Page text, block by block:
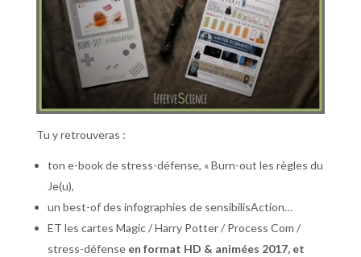
Tu y retrouveras :
ton e-book de stress-défense, « Burn-out les règles du
Je(u),
un best-of des infographies de sensibilisAction…
ET les cartes Magic / Harry Potter / Process Com /
stress-défense en format HD & animées 2017, et